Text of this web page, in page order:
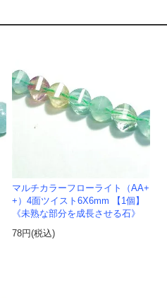
マルチカラーフローライト（AA+
+）4面ツイスト6X6mm 【1個】
《未熟な部分を成長させる石》
78円(税込)